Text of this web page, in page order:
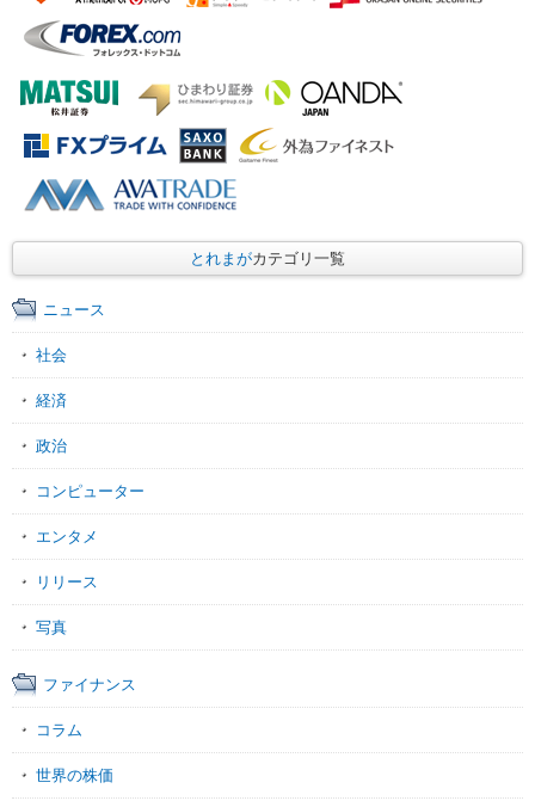
とれまがカテゴリ一覧
ニュース
社会
経済
政治
コンピューター
エンタメ
リリース
写真
ファイナンス
コラム
世界の株価